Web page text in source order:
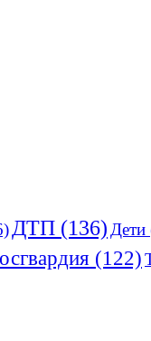
ДТП (136) Дети
(122)